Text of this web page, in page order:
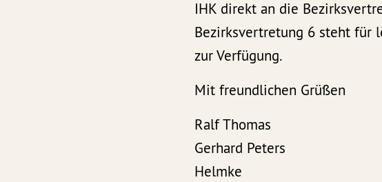
IHK direkt an die
Bezirksvertretung 6 steht für
zur Verfügung.
Mit freundlichen Grüßen
Ralf Thomas
Gerhard
Helmke